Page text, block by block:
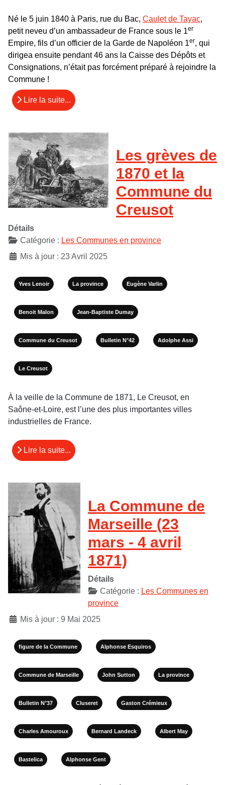
Né le 5 juin 1840 à Paris, rue du Bac, Caulet de Tayac,
petit neveu d’un ambassadeur de France sous le 1er
Empire, fils d’un officier de la Garde de Napoléon 1er, qui
dirigea ensuite pendant 46 ans la Caisse des Dépôts et
Consignations, n’était pas forcément préparé à rejoindre la
Commune !
Lire la suite...
Les grèves de
1870 et la
Commune du
Creusot
Détails
Catégorie : Les Communes en province
Mis à jour : 23 Avril 2025
Yves Lenoir La province Eugène Varlin
Benoit Malon Jean-Baptiste Dumay
Commune du Creusot Bulletin N°42 Adolphe Assi
Le Creusot
À la veille de la Commune de 1871, Le Creusot, en
Saône-et-Loire, est l’une des plus importantes villes
industrielles de France.
Lire la suite...
La Commune de
Marseille (23
mars - 4 avril
1871)
Détails
Catégorie : Les Communes en
province
Mis à jour : 9 Mai 2025
figure de la Commune Alphonse Esquiros
Commune de Marseille John Sutton La province
Bulletin N°37 Cluseret Gaston Crémieux
Charles Amouroux Bernard Landeck Albert May
Bastelica Alphonse Gent